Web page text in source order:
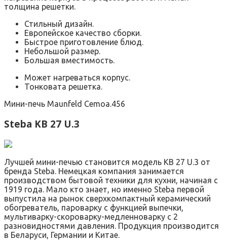
толщина решетки.
Стильный дизайн.
Европейское качество сборки.
Быстрое приготовление блюд.
Небольшой размер.
Большая вместимость.
Может нагреваться корпус.
Тонковата решетка.
Мини-печь Maunfeld Сemoa.456
Steba KB 27 U.3
Лучшей мини-печью становится модель КВ 27 U.3 от
бренда Steba. Немецкая компания занимается
производством бытовой техники для кухни, начиная с
1919 года. Мало кто знает, но именно Steba первой
выпустила на рынок сверхкомпактный керамический
обогреватель, пароварку с функцией выпечки,
мультиварку-скороварку-медленноварку с 2
разновидностями давления. Продукция производится
в Беларуси, Германии и Китае.